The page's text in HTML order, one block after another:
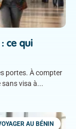
ce qui
portes. À compter
sans visa à
AU BÉNIN